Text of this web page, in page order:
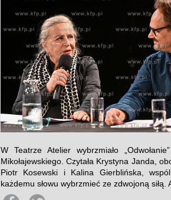
W Teatrze Atelier wybrzmiało
Mikołajewskiego. Czytała Krystyna Janda,
Piotr Kosewski i Kalina Gierblińska,
każdemu słowu wybrzmieć ze zdwojoną siłą.